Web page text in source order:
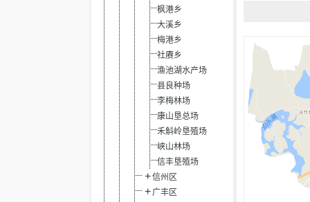
枫港乡
大溪乡
梅港乡
社赓乡
渔池湖水产场
县良种场
李梅林场
康山垦总场
禾斛岭垦殖场
峡山林场
信丰垦殖场
信州区
广丰区